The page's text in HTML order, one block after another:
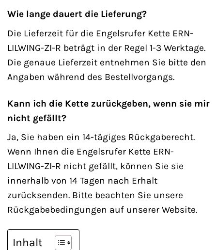
Wie lange dauert die Lieferung?
Die Lieferzeit für die Engelsrufer Kette ERN-
LILWING-ZI-R beträgt in der Regel 1-3 Werktage.
Die genaue Lieferzeit entnehmen Sie bitte den
Angaben während des Bestellvorgangs.
Kann ich die Kette zurückgeben, wenn sie mir
nicht gefällt?
Ja, Sie haben ein 14-tägiges Rückgaberecht.
Wenn Ihnen die Engelsrufer Kette ERN-
LILWING-ZI-R nicht gefällt, können Sie sie
innerhalb von 14 Tagen nach Erhalt
zurücksenden. Bitte beachten Sie unsere
Rückgabebedingungen auf unserer Website.
Inhalt